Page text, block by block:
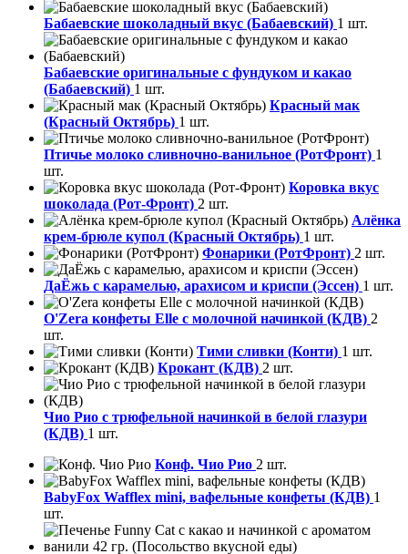
Бабаевские шоколадный вкус (Бабаевский) 1 шт.
Бабаевские оригинальные с фундуком и какао
(Бабаевский) 1 шт.
Красный мак
(Красный Октябрь) 1 шт.
Птичье молоко сливночно-ванильное (РотФронт) 1
шт.
Коровка вкус
шоколада (Рот-Фронт) 2 шт.
Алёнка
крем-брюле купол (Красный Октябрь) 1 шт.
Фонарики (РотФронт) 2 шт.
ДаЁжь с карамелью, арахисом и криспи (Эссен) 1 шт.
O'Zera конфеты Elle с молочной начинкой (КДВ) 2
шт.
Тими сливки (Конти) 1 шт.
Крокант (КДВ) 2 шт.
Чио Рио с трюфельной начинкой в белой глазури
(КДВ) 1 шт.
Конф. Чио Рио 2 шт.
BabyFox Wafflex mini, вафельные конфеты (КДВ) 1
шт.